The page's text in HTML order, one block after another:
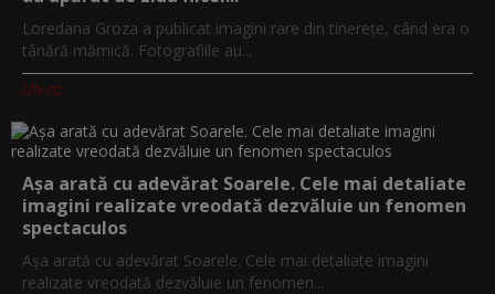
Loredana Groza a publicat imagini rare din tinerețe, când era o
tânără mămică. Fotografiile au...
Utv.ro
Așa arată cu adevărat Soarele. Cele mai detaliate
imagini realizate vreodată dezvăluie un fenomen
spectaculos
Așa arată cu adevărat Soarele. Cele mai detaliate imagini
realizate vreodată dezvăluie un fenomen...